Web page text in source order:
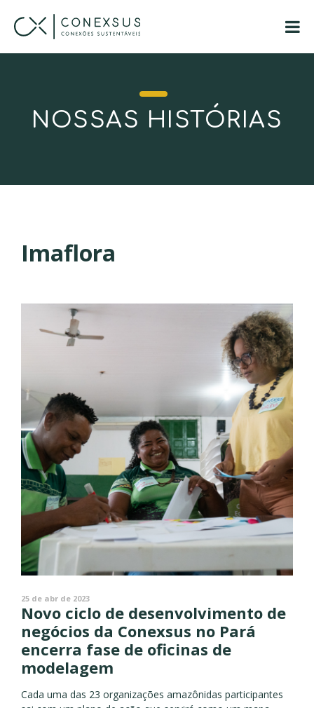
NOSSAS HISTÓRIAS
Imaflora
25 de abr de 2023
Novo ciclo de desenvolvimento de
negócios da Conexsus no Pará
encerra fase de oficinas de
modelagem
Cada uma das 23 organizações amazônidas participantes